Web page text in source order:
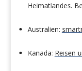
Heimatlandes.
Australien:
Kanada: Reisen